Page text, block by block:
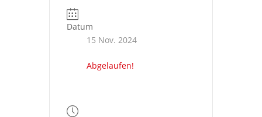
Datum
15 Nov. 2024
Abgelaufen!